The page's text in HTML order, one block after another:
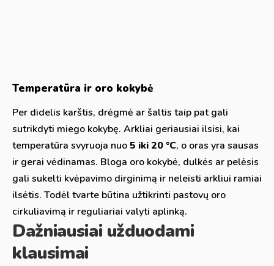
Temperatūra ir oro kokybė
Per didelis karštis, drėgmė ar šaltis taip pat gali
sutrikdyti miego kokybę. Arkliai geriausiai ilsisi, kai
temperatūra svyruoja nuo5 iki 20 °C, o oras yra sausas
ir gerai vėdinamas. Bloga oro kokybė, dulkės ar pelėsis
gali sukelti kvėpavimo dirginimą ir neleisti arkliui ramiai
ilsėtis. Todėl tvarte būtina užtikrinti pastovų oro
cirkuliavimą ir reguliariai valyti aplinką.
Dažniausiai užduodami
klausimai